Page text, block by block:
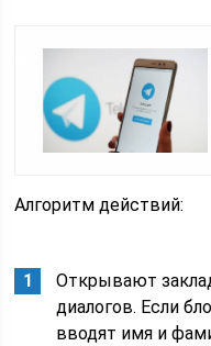
Алгоритм действий:
Открывают
диалогов. Если
вводят имя и